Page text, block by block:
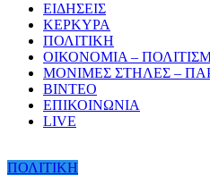
ΕΙΔΗΣΕΙΣ
ΚΕΡΚΥΡΑ
ΠΟΛΙΤΙΚΗ
ΟΙΚΟΝΟΜΙΑ –
ΜΟΝΙΜΕΣ ΣΤΗΛΕΣ –
ΒΙΝΤΕΟ
ΕΠΙΚΟΙΝΩΝΙΑ
LIVE
ΠΟΛΙΤΙΚΗ